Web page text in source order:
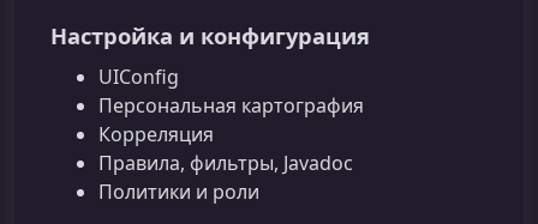
Настройка и конфигурация
UIConfig
Персональная картография
Корреляция
Правила, фильтры, Javadoc
Политики и роли